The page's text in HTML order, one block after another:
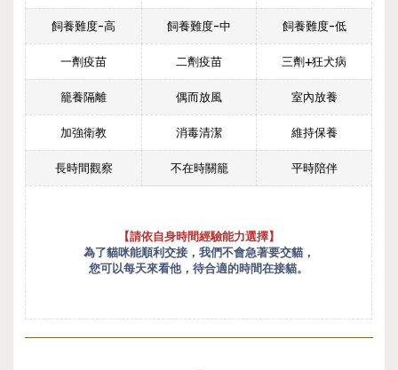
飼養難度-高 飼養難度-中 飼養難度-低
一劑疫苗 二劑疫苗 三劑+狂犬病
籠養隔離 偶而放風 室內放養
加強衛教 消毒清潔 維持保養
長時間觀察 不在時關籠 平時陪伴
【請依自身時間經驗能力選擇】
為了貓咪能順利交接，我們不會急著要交貓，
您可以每天來看他，待合適的時間在接貓。